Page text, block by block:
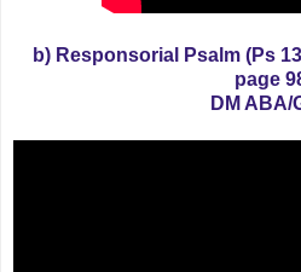
b) Responsorial Psalm (Ps
page
DM ABA/